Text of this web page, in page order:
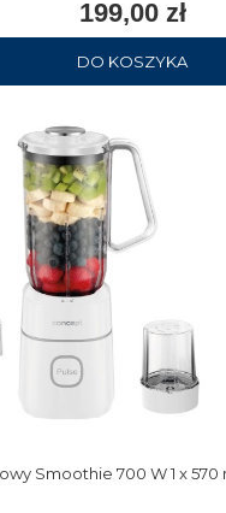
199,00 zł
DO KOSZYKA
Smoothie 700 W 1 x 570